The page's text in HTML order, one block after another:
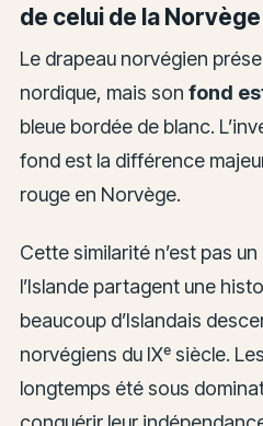
de celui de la Norvège
Le drapeau norvégien
nordique, mais son fond
bleue bordée de blanc.
fond est la différence
rouge en Norvège.
Cette similarité n’est pas
l’Islande partagent une
beaucoup d’Islandais
norvégiens du IXᵉ siècle.
longtemps été sous